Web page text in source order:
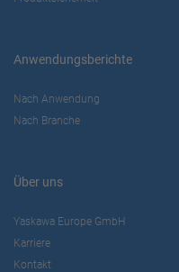
Anwendungsberichte
Nach Anwendung
Nach Branche
Über uns
Yaskawa Europe GmbH
Karriere
Kontakt